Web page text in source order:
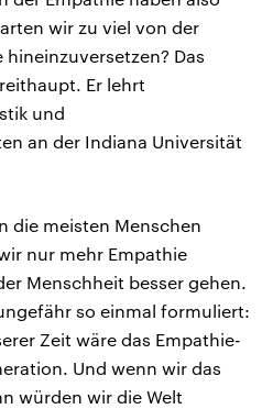
wir zu viel von der
Das
Er lehrt
und
an der Indiana Universität
die meisten Menschen
nur mehr Empathie
Menschheit besser gehen.
so einmal formuliert:
Zeit wäre das Empathie-
Und wenn wir das
würden wir die Welt